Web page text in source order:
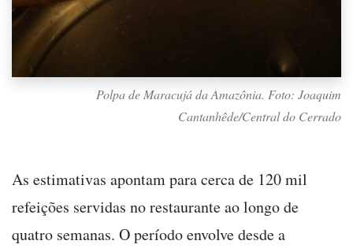
Polpa de Maracujá da Amazônia. Foto: Joaquim
Cantanhêde/Central do Cerrado
As estimativas apontam para cerca de 120 mil
refeições servidas no restaurante ao longo de
quatro semanas. O período envolve desde a